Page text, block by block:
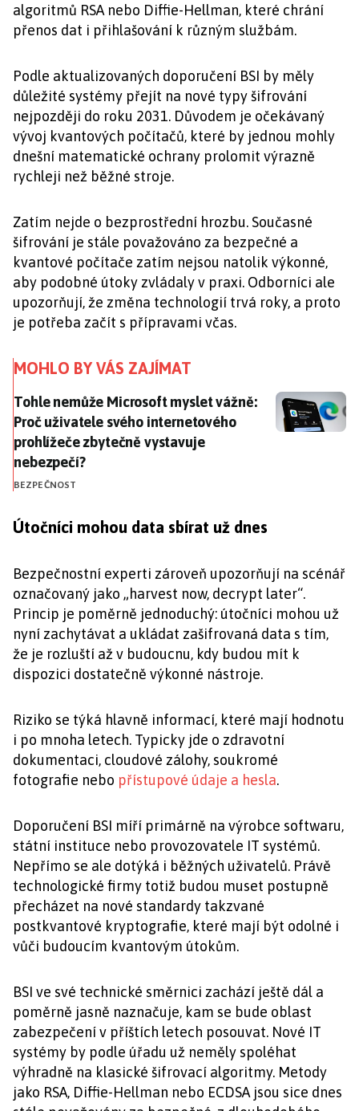
algoritmů RSA nebo Diffie-Hellman, které chrání
přenos dat i přihlašování k různým službám.
Podle aktualizovaných doporučení BSI by měly
důležité systémy přejít na nové typy šifrování
nejpozději do roku 2031. Důvodem je očekávaný
vývoj kvantových počítačů, které by jednou mohly
dnešní matematické ochrany prolomit výrazně
rychleji než běžné stroje.
Zatím nejde o bezprostřední hrozbu. Současné
šifrování je stále považováno za bezpečné a
kvantové počítače zatím nejsou natolik výkonné,
aby podobné útoky zvládaly v praxi. Odborníci ale
upozorňují, že změna technologií trvá roky, a proto
je potřeba začít s přípravami včas.
MOHLO BY VÁS ZAJÍMAT
Tohle nemůže Microsoft myslet vážně: Proč
Tohle nemůže Microsoft myslet vážně:
Proč uživatele svého internetového
prohlížeče zbytečně vystavuje
nebezpečí?
BEZPEČNOST
Útočníci mohou data sbírat už dnes
Bezpečnostní experti zároveň upozorňují na scénář
označovaný jako „harvest now, decrypt later“.
Princip je poměrně jednoduchý: útočníci mohou už
nyní zachytávat a ukládat zašifrovaná data s tím,
že je rozluští až v budoucnu, kdy budou mít k
dispozici dostatečně výkonné nástroje.
Riziko se týká hlavně informací, které mají hodnotu
i po mnoha letech. Typicky jde o zdravotní
dokumentaci, cloudové zálohy, soukromé
fotografie nebo přístupové údaje a hesla.
Doporučení BSI míří primárně na výrobce softwaru,
státní instituce nebo provozovatele IT systémů.
Nepřímo se ale dotýká i běžných uživatelů. Právě
technologické firmy totiž budou muset postupně
přecházet na nové standardy takzvané
postkvantové kryptografie, které mají být odolné i
vůči budoucím kvantovým útokům.
BSI ve své technické směrnici zachází ještě dál a
poměrně jasně naznačuje, kam se bude oblast
zabezpečení v příštích letech posouvat. Nové IT
systémy by podle úřadu už neměly spoléhat
výhradně na klasické šifrovací algoritmy. Metody
jako RSA, Diffie-Hellman nebo ECDSA jsou sice dnes